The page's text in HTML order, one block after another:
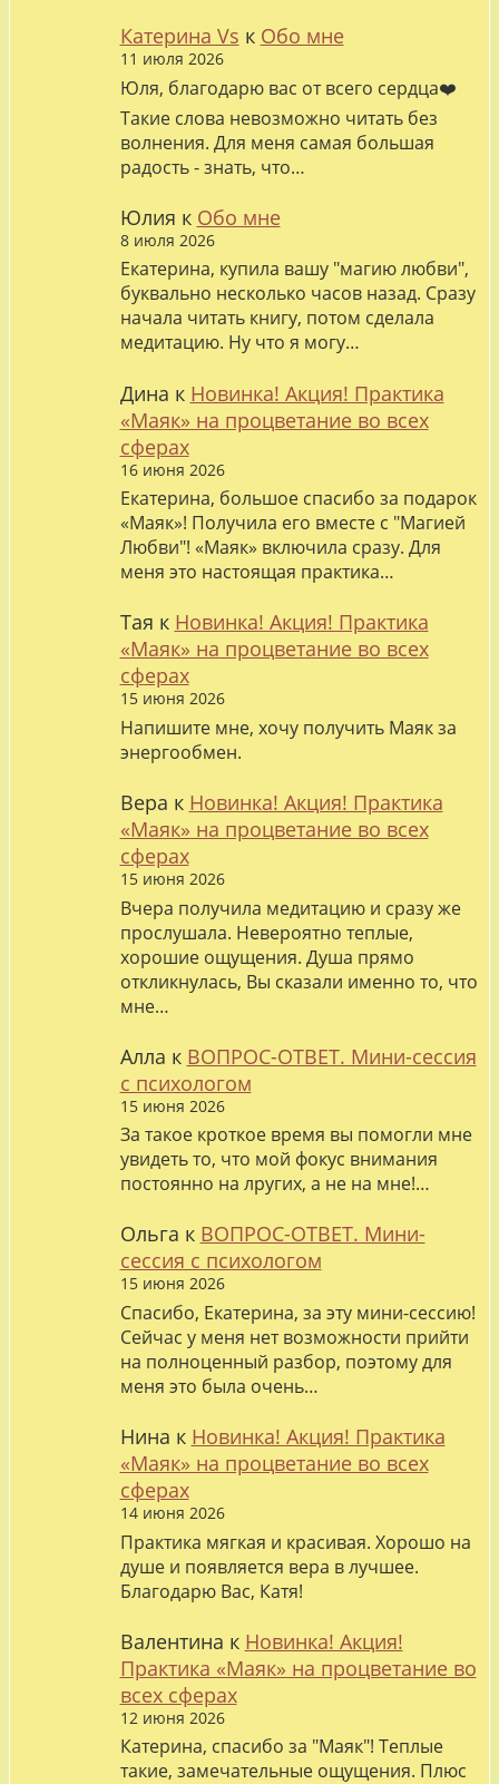
Катерина Vs к Обо мне
11 июля 2026
Юля, благодарю вас от всего сердца❤️
Такие слова невозможно читать без
волнения. Для меня самая большая
радость - знать, что…
Юлия к Обо мне
8 июля 2026
Екатерина, купила вашу "магию любви",
буквально несколько часов назад. Сразу
начала читать книгу, потом сделала
медитацию. Ну что я могу…
Дина к Новинка! Акция! Практика
«Маяк» на процветание во всех
сферах
16 июня 2026
Екатерина, большое спасибо за подарок
«Маяк»! Получила его вместе с "Магией
Любви"! «Маяк» включила сразу. Для
меня это настоящая практика…
Тая к Новинка! Акция! Практика
«Маяк» на процветание во всех
сферах
15 июня 2026
Напишите мне, хочу получить Маяк за
энергообмен.
Вера к Новинка! Акция! Практика
«Маяк» на процветание во всех
сферах
15 июня 2026
Вчера получила медитацию и сразу же
прослушала. Невероятно теплые,
хорошие ощущения. Душа прямо
откликнулась, Вы сказали именно то, что
мне…
Алла к ВОПРОС-ОТВЕТ. Мини-сессия
с психологом
15 июня 2026
За такое кроткое время вы помогли мне
увидеть то, что мой фокус внимания
постоянно на лругих, а не на мне!…
Ольга к ВОПРОС-ОТВЕТ. Мини-
сессия с психологом
15 июня 2026
Спасибо, Екатерина, за эту мини-сессию!
Сейчас у меня нет возможности прийти
на полноценный разбор, поэтому для
меня это была очень…
Нина к Новинка! Акция! Практика
«Маяк» на процветание во всех
сферах
14 июня 2026
Практика мягкая и красивая. Хорошо на
душе и появляется вера в лучшее.
Благодарю Вас, Катя!
Валентина к Новинка! Акция!
Практика «Маяк» на процветание во
всех сферах
12 июня 2026
Катерина, спасибо за "Маяк"! Теплые
такие, замечательные ощущения. Плюс